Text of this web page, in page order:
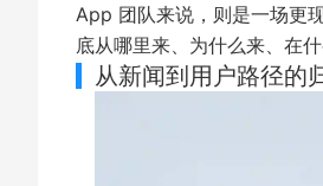
App 团队来说，则是一场更
底从哪里来、为什么来、在
从新闻到用户路径的